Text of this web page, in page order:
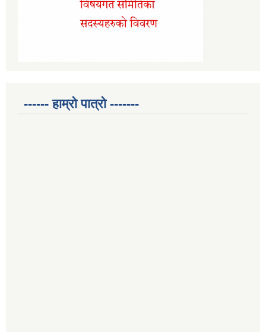
------ हाम्रो पात्रो -------